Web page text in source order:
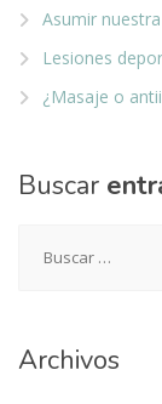
Asumir
Lesiones
¿Masaje o
Buscar
Archivos